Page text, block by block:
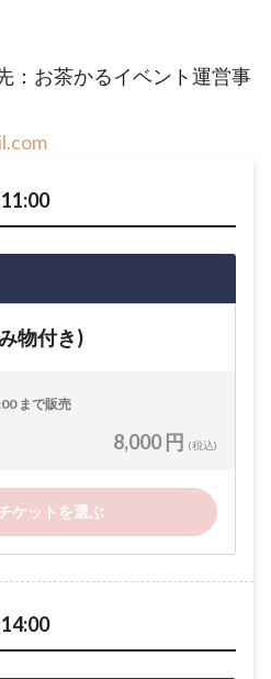
：お茶かるイベント運営事
物付き)
まで販売
8,000 円 (税込)
ケットを選ぶ